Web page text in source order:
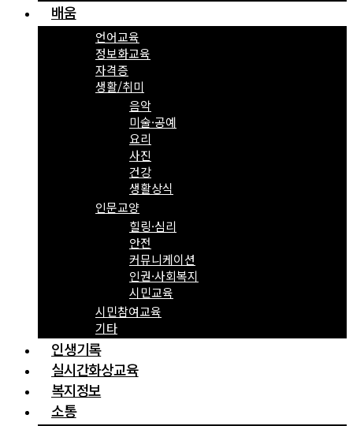
배움
언어교육
정보화교육
자격증
생활/취미
음악
미술·공예
요리
사진
건강
생활상식
인문교양
힐링·심리
안전
커뮤니케이션
인권·사회복지
시민교육
시민참여교육
기타
인생기록
실시간화상교육
복지정보
소통